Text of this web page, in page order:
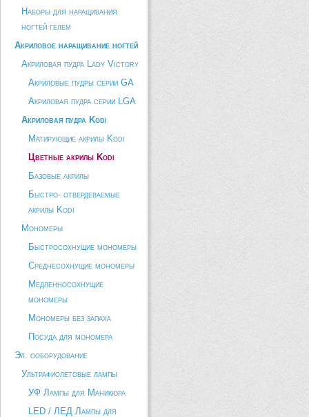
Наборы для наращивания
ногтей гелем
Акриловое наращивание ногтей
Акриловая пудра Lady Victory
Акриловые пудры серии GA
Акриловая пудра серии LGA
Акриловая пудра Kodi
Матирующие акрилы Kodi
Цветные акрилы Kodi
Базовые акрилы
Быстро- отвердеваемые
акрилы Kodi
Мономеры
Быстросохнущие мономеры
Среднесохнущие мономеры
Медленносохнущие
мономеры
Мономеры без запаха
Посуда для мономера
Эл. ооборудование
Ультрафиолетовые лампы
УФ Лампы для Маникюра
LED / ЛЕД Лампы для